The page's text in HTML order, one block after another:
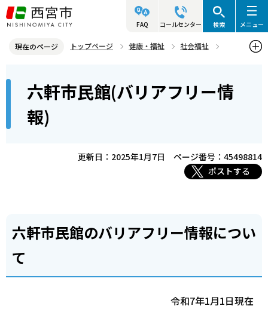
こ
の
ジ
頭
FAQ コールセンター 検索 メニュー
現在のページ トップページ 健康・福祉
社会福祉
六軒市民館(バリアフリー情報)
六軒市民館(バリアフリー情
報)
更新日：2025年1月7日
ページ番号：45498814
ポストする
六軒市民館のバリアフリー情報につい
て
令和7年1月1日現在